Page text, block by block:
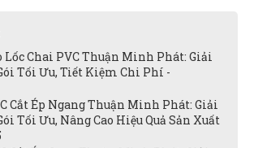
Lốc Chai PVC Thuận Minh Phát: Giải
Tối Ưu, Tiết Kiệm Chi Phí -
Cắt Ép Ngang Thuận Minh Phát: Giải
Tối Ưu, Nâng Cao Hiệu Quả Sản Xuất